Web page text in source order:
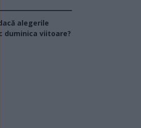
alegerile
duminica viitoare?